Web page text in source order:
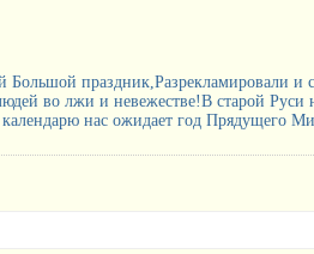
праздник,Разрекламировали и
во лжи и невежестве!В старой
нас ожидает год Прядущего